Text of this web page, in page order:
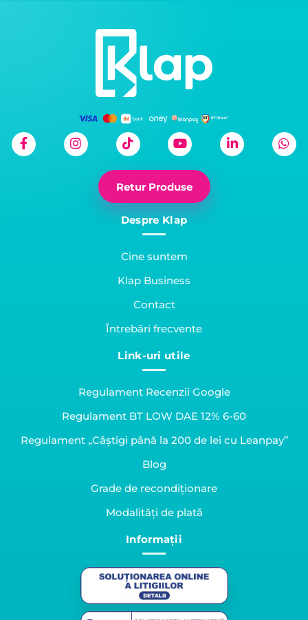
Retur Produse
Despre Klap
Cine suntem
Klap Business
Contact
Întrebări frecvente
Link-uri utile
Regulament Recenzii Google
Regulament BT LOW DAE 12% 6-60
Regulament „Câștigi până la 200 de lei cu Leanpay”
Blog
Grade de recondiționare
Modalități de plată
Informații